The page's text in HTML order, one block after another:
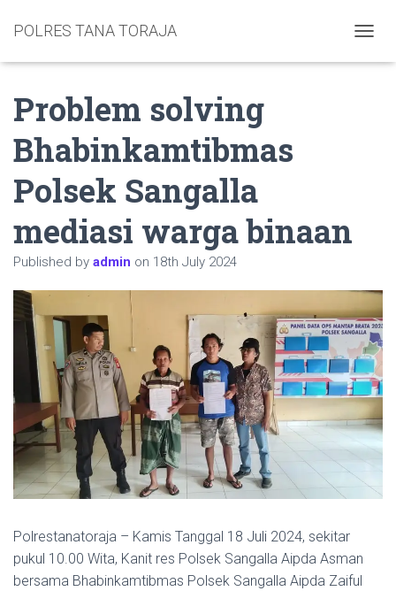
POLRES TANA TORAJA
Problem solving
Bhabinkamtibmas
Polsek Sangalla
mediasi warga binaan
Published by admin on 18th July 2024
Polrestanatoraja – Kamis Tanggal 18 Juli 2024, sekitar
pukul 10.00 Wita, Kanit res Polsek Sangalla Aipda Asman
bersama Bhabinkamtibmas Polsek Sangalla Aipda Zaiful